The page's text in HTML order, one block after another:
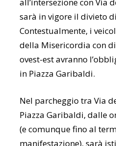
sarà in vigore il divieto
Contestualmente, i
della Misericordia con
ovest-est avranno
in Piazza Garibaldi.
Nel parcheggio tra Via
Piazza Garibaldi, dalle
(e comunque fino al
manifestazione), sarà